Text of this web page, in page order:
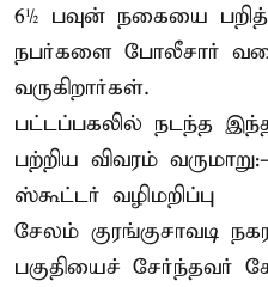
6½ பவுன் நகையை
நபர்களை போலீசார்
வருகிறார்கள்.
பட்டப்பகலில் நடந்த
பற்றிய விவரம் வருமாறு:-
ஸ்கூட்டர் வழிமறிப்பு
சேலம் குரங்குசாவடி
பகுதியைச் சேர்ந்தவர்